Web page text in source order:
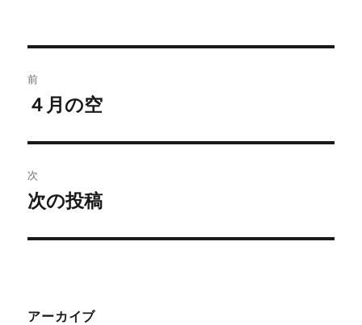
稿
ビ
ゲ
ー
前
前
投
稿:
４月の空
次
次
投
次の投稿
アーカイブ